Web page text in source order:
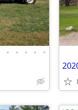
• • • • •